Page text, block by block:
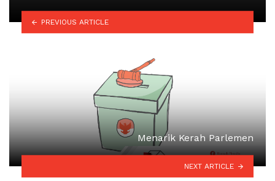
PREVIOUS ARTICLE
Menarik Kerah Parlemen
NEXT ARTICLE